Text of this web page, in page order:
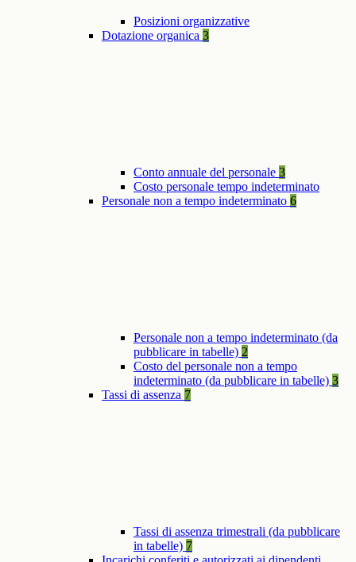
Posizioni organizzative
Dotazione organica 3
Conto annuale del personale 3
Costo personale tempo indeterminato
Personale non a tempo indeterminato 6
Personale non a tempo indeterminato (da
pubblicare in tabelle) 2
Costo del personale non a tempo
indeterminato (da pubblicare in tabelle) 3
Tassi di assenza 7
Tassi di assenza trimestrali (da pubblicare
in tabelle) 7